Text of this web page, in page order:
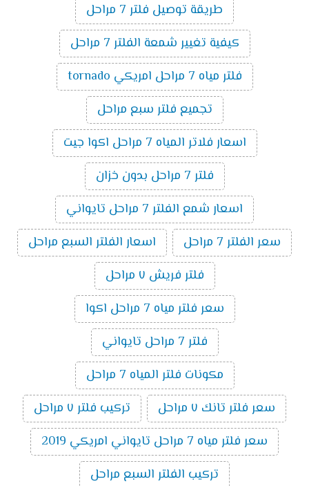
طريقة توصيل فلتر 7 مراحل
كيفية تغيير شمعة الفلتر 7 مراحل
فلتر مياه 7 مراحل امريكي tornado
تجميع فلتر سبع مراحل
اسعار فلاتر المياه 7 مراحل اكوا جيت
فلتر 7 مراحل بدون خزان
اسعار شمع الفلتر 7 مراحل تايواني
سعر الفلتر 7 مراحل
اسعار الفلتر السبع مراحل
فلتر فريش ٧ مراحل
سعر فلتر مياه 7 مراحل اكوا
فلتر 7 مراحل تايواني
مكونات فلتر المياه 7 مراحل
سعر فلتر تانك ٧ مراحل
تركيب فلتر ٧ مراحل
سعر فلتر مياه 7 مراحل تايواني امريكي 2019
تركيب الفلتر السبع مراحل